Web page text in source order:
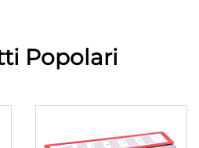
Popolari